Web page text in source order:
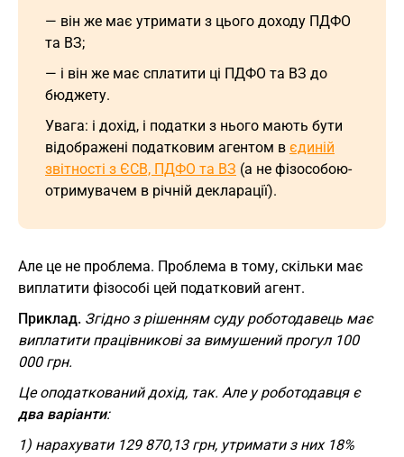
— він же має утримати з цього доходу ПДФО
та ВЗ;
— і він же має сплатити ці ПДФО та ВЗ до
бюджету.
Увага: і дохід, і податки з нього мають бути
відображені податковим агентом в єдиній
звітності з ЄСВ, ПДФО та ВЗ (а не фізособою-
отримувачем в річній декларації).
Але це не проблема. Проблема в тому, скільки має
виплатити фізособі цей податковий агент.
Приклад. Згідно з рішенням суду роботодавець має
виплатити працівникові за вимушений прогул 100
000 грн.
Це оподаткований дохід, так. Але у роботодавця є
два варіанти:
1) нарахувати 129 870,13 грн, утримати з них 18%